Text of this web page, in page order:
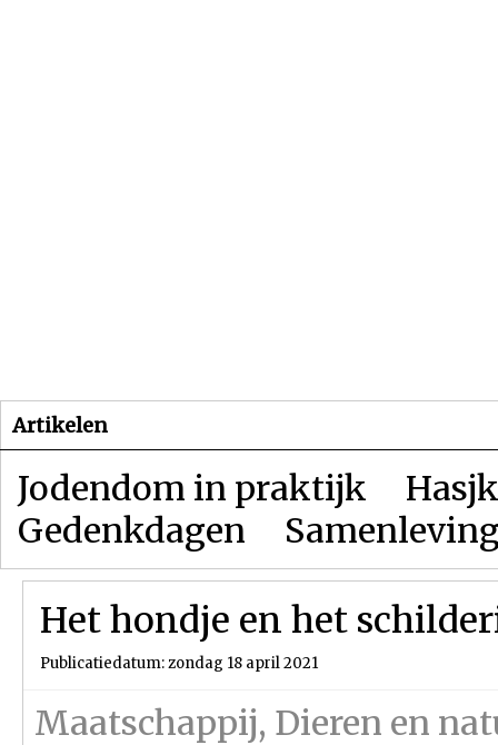
Artikelen
Jodendom in praktijk
Gedenkdagen
Het hondje en het
Publicatiedatum: zondag 18 april 2021
Maatschappij, Dieren en